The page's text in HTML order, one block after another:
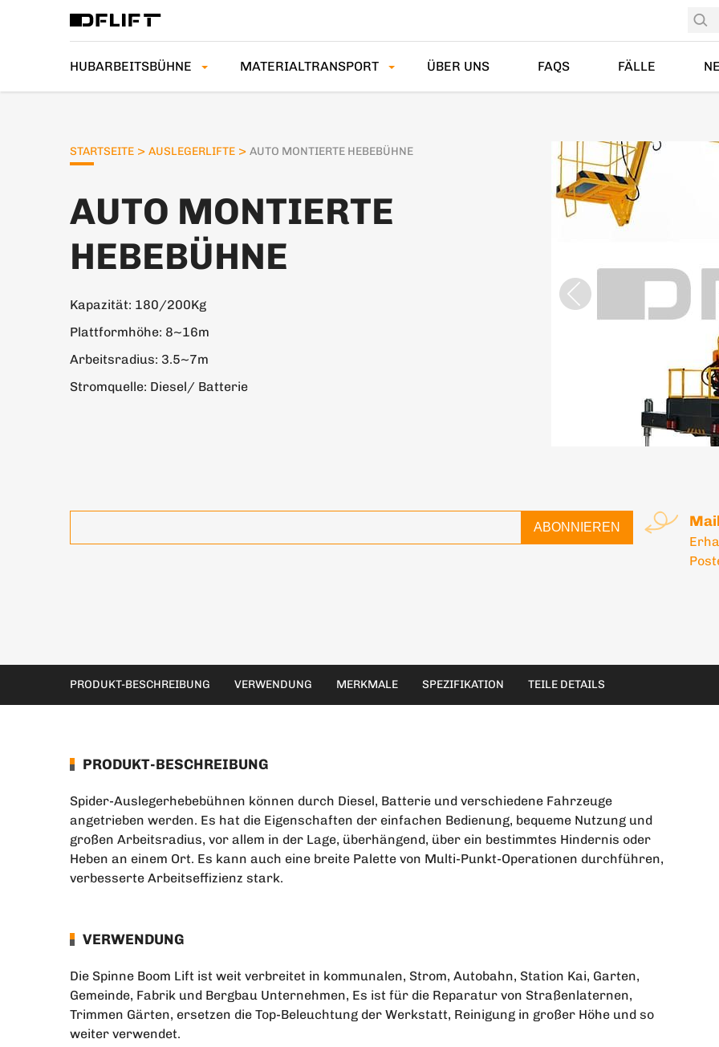
HUBARBEITSBÜHNE MATERIALTRANSPORT ÜBER UNS FAQS FÄLLE
STARTSEITE > AUSLEGERLIFTE > AUTO MONTIERTE HEBEBÜHNE
AUTO MONTIERTE
HEBEBÜHNE
Kapazität: 180/200Kg
Plattformhöhe: 8~16m
Arbeitsradius: 3.5~7m
Stromquelle: Diesel/ Batterie
ABONNIEREN
PRODUKT-BESCHREIBUNG VERWENDUNG MERKMALE SPEZIFIKATION TEILE DETAILS
PRODUKT-BESCHREIBUNG
Spider-Auslegerhebebühnen können durch Diesel, Batterie und verschiedene Fahrzeuge
angetrieben werden. Es hat die Eigenschaften der einfachen Bedienung, bequeme Nutzung und
großen Arbeitsradius, vor allem in der Lage, überhängend, über ein bestimmtes Hindernis oder
Heben an einem Ort. Es kann auch eine breite Palette von Multi-Punkt-Operationen durchführen,
verbesserte Arbeitseffizienz stark.
VERWENDUNG
Die Spinne Boom Lift ist weit verbreitet in kommunalen, Strom, Autobahn, Station Kai, Garten,
Gemeinde, Fabrik und Bergbau Unternehmen, Es ist für die Reparatur von Straßenlaternen,
Trimmen Gärten, ersetzen die Top-Beleuchtung der Werkstatt, Reinigung in großer Höhe und so
weiter verwendet.